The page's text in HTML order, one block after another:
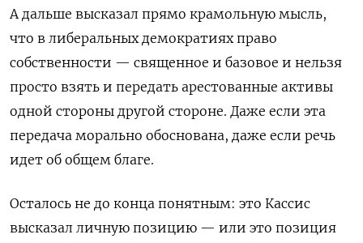
А дальше высказал прямо крамольную мысль,
что в либеральных демократиях право
собственности — священное и базовое и нельзя
просто взять и передать арестованные активы
одной стороны другой стороне. Даже если эта
передача морально обоснована, даже если речь
идет об общем благе.
Осталось не до конца понятным: это Кассис
высказал личную позицию — или это позиция